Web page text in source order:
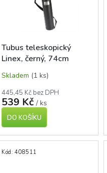
Tubus teleskopický
Linex, černý, 74cm
Skladem (1 ks)
445,45 Kč bez DPH
539 Kč / ks
DO KOŠÍKU
Kód: 408511